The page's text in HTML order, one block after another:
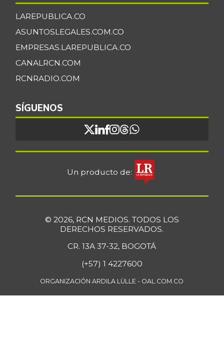
LAREPUBLICA.CO
ASUNTOSLEGALES.COM.CO
EMPRESAS.LAREPUBLICA.CO
CANALRCN.COM
RCNRADIO.COM
SÍGUENOS
Un producto de:
© 2026, RCN MEDIOS. TODOS LOS
DERECHOS RESERVADOS.
CR. 13A 37-32, BOGOTÁ
(+57) 1 4227600
ORGANIZACIÓN ARDILA LÜLLE - OAL.COM.CO